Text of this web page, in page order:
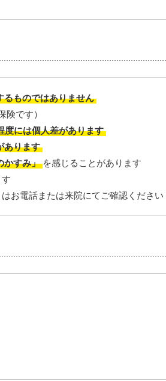
るものではありません
険です）
度には個人差があります
あります
かすみ」を感じることがあります
お電話または来院にてご確認ください